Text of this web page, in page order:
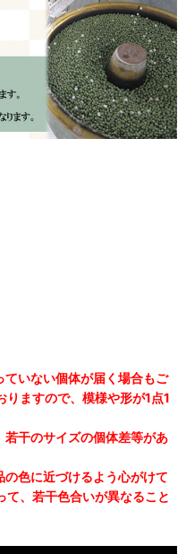
いない個体が届く場合もご
りますので、模様や形が1点1
干のサイズの個体差等があ
色に近づけるよう心がけて
て、若干色合いが異なること